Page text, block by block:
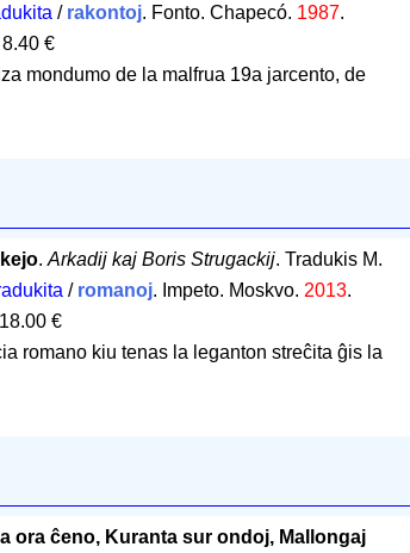
/ rakontoj. Fonto. Chapecó. 1987.
€
mondumo de la malfrua 19a jarcento, de
.Arkadij kaj Boris Strugackij. Tradukis M.
/ romanoj. Impeto. Moskvo. 2013.
€
romano kiu tenas la leganton streĉita ĝis la
ora ĉeno, Kuranta sur ondoj, Mallongaj